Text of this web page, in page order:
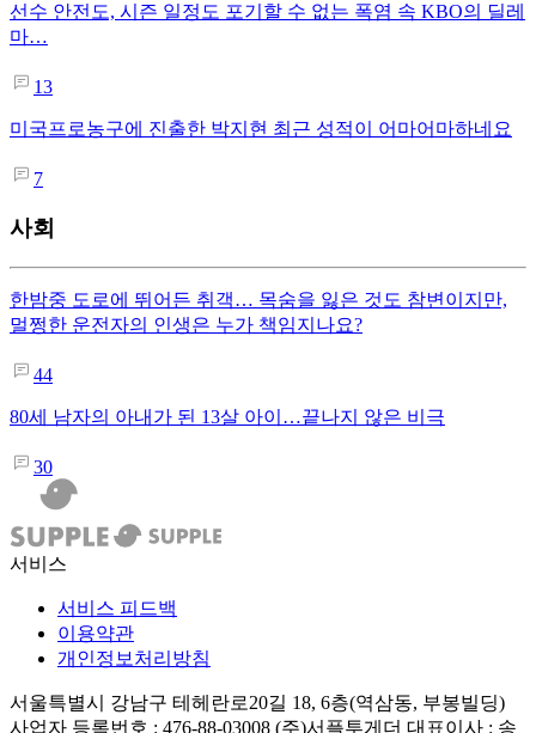
선수 안전도, 시즌 일정도 포기할 수 없는 폭염 속 KBO의 딜레
마…
13
미국프로농구에 진출한 박지현 최근 성적이 어마어마하네요
7
사회
한밤중 도로에 뛰어든 취객… 목숨을 잃은 것도 참변이지만,
멀쩡한 운전자의 인생은 누가 책임지나요?
44
80세 남자의 아내가 된 13살 아이…끝나지 않은 비극
30
서비스
서비스 피드백
이용약관
개인정보처리방침
서울특별시 강남구 테헤란로20길 18, 6층(역삼동, 부봉빌딩)
사업자 등록번호 : 476-88-03008 (주)서플투게더 대표이사 : 송